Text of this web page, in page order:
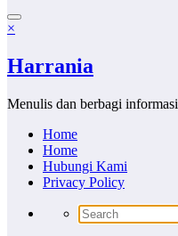
×
Harrania
Menulis dan berbagi informasi
Home
Home
Hubungi Kami
Privacy Policy